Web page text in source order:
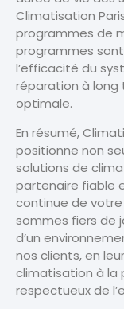
Climatisation
programmes de
programmes
l’efficacité du
réparation à long
optimale.
En résumé,
positionne non
solutions de
partenaire fiable
continue de
sommes fiers de
d’un
nos clients, en
climatisation à la
respectueux de